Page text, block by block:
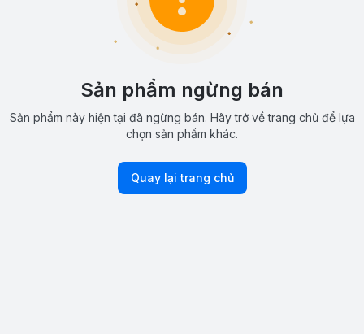
Sản phẩm ngừng bán
Sản phẩm này hiện tại đã ngừng bán. Hãy trở về trang chủ để lựa
chọn sản phẩm khác.
Quay lại trang chủ